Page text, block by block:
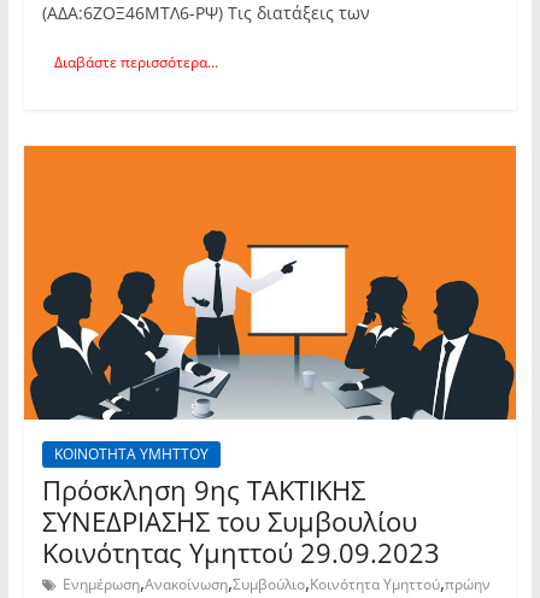
(ΑΔΑ:6ΖΟΞ46ΜΤΛ6-ΡΨ) Τις διατάξεις των
Διαβάστε περισσότερα...
ΚΟΙΝΟΤΗΤΑ ΥΜΗΤΤΟΥ
Πρόσκληση 9ης TAKTIKHΣ
ΣΥΝΕΔΡΙΑΣΗΣ του Συμβουλίου
Κοινότητας Υμηττού 29.09.2023
Ενημέρωση,Ανακοίνωση,Συμβούλιο,Κοινότητα Υμηττού,πρώην